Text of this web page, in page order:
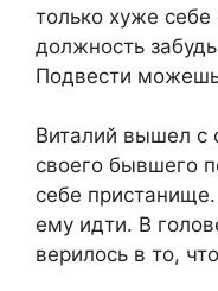
только хуже
должность
Подвести
Виталий вышел с
своего бывшего
себе
ему идти. В
верилось в то,